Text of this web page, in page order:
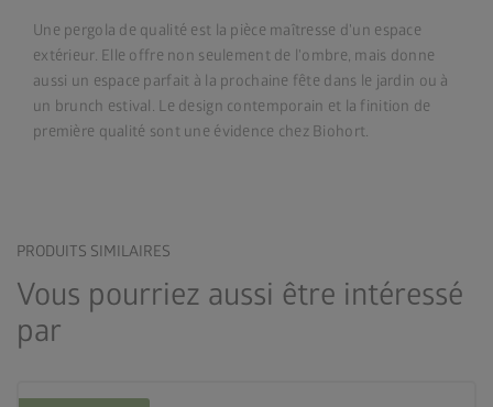
Une pergola de qualité est la pièce maîtresse d'un espace
extérieur. Elle offre non seulement de l'ombre, mais donne
aussi un espace parfait à la prochaine fête dans le jardin ou à
un brunch estival. Le design contemporain et la finition de
première qualité sont une évidence chez Biohort.
PRODUITS SIMILAIRES
Vous pourriez aussi être intéressé
par